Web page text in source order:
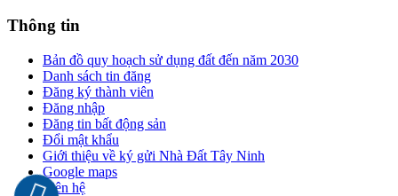
Thông tin
Bản đồ quy hoạch sử dụng đất đến năm 2030
Danh sách tin đăng
Đăng ký thành viên
Đăng nhập
Đăng tin bất động sản
Đổi mật khẩu
Giới thiệu về ký gửi Nhà Đất Tây Ninh
Google maps
Liên hệ